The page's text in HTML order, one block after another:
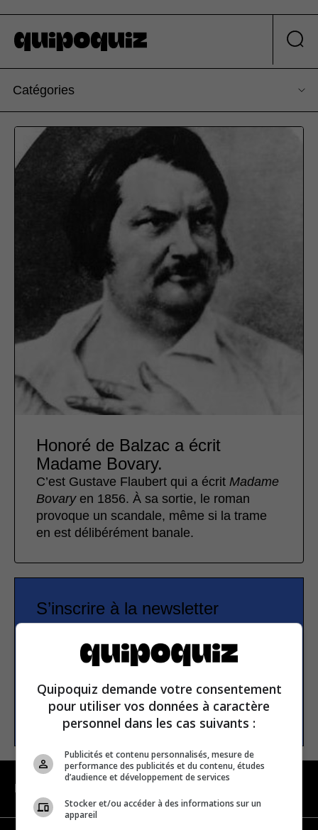
Catégories
Honoré de Balzac a écrit
Madame Bovary.
C’est Gustave Flaubert qui a écrit Madame
Bovaryen 1856. À sa sortie, le roman
provoque un scandale, même si la trame
en est délibérément banale.
S’inscrire à la newsletter
E-mail
S’INSCRIRE
Quipoquiz demande votre consentement
pour utiliser vos données à caractère
personnel dans les cas suivants :
Publicités et contenu personnalisés, mesure de
performance des publicités et du contenu, études
d’audience et développement de services
Stocker et/ou accéder à des informations sur un
appareil